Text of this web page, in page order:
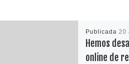
Publicada 20
Hemos
online de